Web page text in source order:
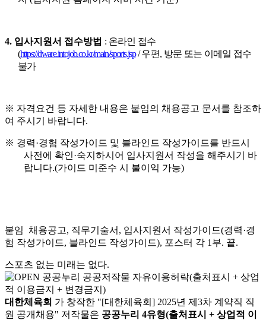
4. 입사지원서 접수방법 : 온라인 접수
(https://dware.intojob.co.kr/main/sports.jsp /우편, 방문 또는 이메일 접수
불가
※ 자격요건 등 자세한 내용은 붙임의 채용공고 문서를 참조하
여 주시기 바랍니다.
※ 경력·경험 작성가이드 및 블라인드 작성가이드를 반드시
사전에 확인·숙지하시어 입사지원서 작성을 해주시기 바
랍니다.(가이드 미준수 시 불이익 가능)
붙임 채용공고, 직무기술서, 입사지원서 작성가이드(경력·경
험 작성가이드, 블라인드 작성가이드), 포스터 각 1 부. 끝.
스포츠 없는 미래는 없다.
대한체육회 가 창작한 "[대한체육회] 2025년 제3차 계약직 직
원 공개채용" 저작물은 공공누리 4유형(출처표시 + 상업적 이